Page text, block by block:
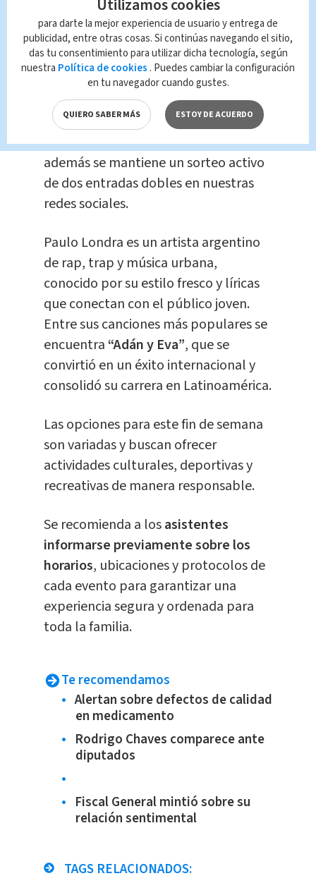
realizará elsábado 23 de agosto en el
Parque Viva. Las puertas estarán
abiertas desde las 3:00 p.m. y se
cerrarán a las 8:30 p.m.
Los interesados aún pueden conseguir
entradas a través deeticket.cr,y
además se mantiene un sorteo activo
de dos entradas dobles en nuestras
redes sociales.
Paulo Londra es un artista argentino
de rap, trap y música urbana,
conocido por su estilo fresco y líricas
que conectan con el público joven.
Entre sus canciones más populares se
encuentra“Adán y Eva”, que se
convirtió en un éxito internacional y
consolidó su carrera en Latinoamérica.
Las opciones para este fin de semana
son variadas y buscan ofrecer
actividades culturales, deportivas y
recreativas de manera responsable.
Se recomienda a losasistentes
informarse previamente sobre los
horarios, ubicaciones y protocolos de
cada evento para garantizar una
experiencia segura y ordenada para
toda la familia.
Te recomendamos
Alertan sobre defectos de calidad
en medicamento
Rodrigo Chaves comparece ante
diputados
Fiscal General mintió sobre su
relación sentimental
TAGS RELACIONADOS:
Utilizamos cookies
para darte la mejor experiencia de usuario y entrega de
publicidad, entre otras cosas. Si continúas navegando el sitio,
das tu consentimiento para utilizar dicha tecnología, según
nuestra Política de cookies . Puedes cambiar la configuración
en tu navegador cuando gustes.
QUIERO SABER MÁS ESTOY DE ACUERDO